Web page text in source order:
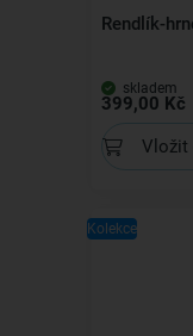
Rendlík-
skladem
399,00 Kč
Vložit
Kolekce